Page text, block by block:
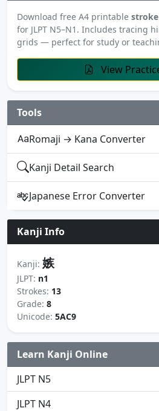
Download free A4 printable
for JLPT N5–N1. Includes tracing
grids — perfect for study or
View
Tools
Romaji → Kana Converter
Kanji Detail Search
Japanese Error Converter
Kanji Info
Kanji: 嫉
JLPT: n1
Strokes: 13
Grade: 8
Unicode: 5AC9
Learn Kanji Online
JLPT N5
JLPT N4